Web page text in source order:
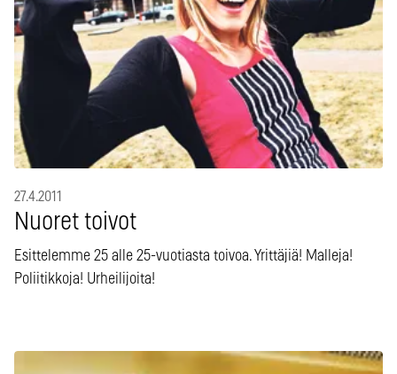
27.4.2011
Nuoret toivot
Esittelemme 25 alle 25-vuotiasta toivoa. Yrittäjiä! Malleja!
Poliitikkoja! Urheilijoita!